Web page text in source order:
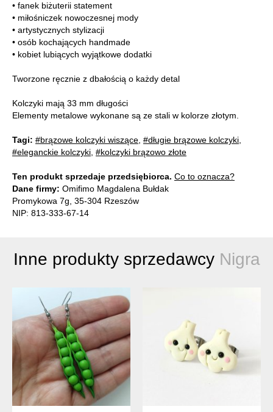
• fanek biżuterii statement
• miłośniczek nowoczesnej mody
• artystycznych stylizacji
• osób kochających handmade
• kobiet lubiących wyjątkowe dodatki
Tworzone ręcznie z dbałością o każdy detal
Kolczyki mają 33 mm długości
Elementy metalowe wykonane są ze stali w kolorze złotym.
Tagi: #brązowe kolczyki wiszące #długie brązowe kolczyki
#eleganckie kolczyki #kolczyki brązowo złote
Ten produkt sprzedaje przedsiębiorca. Co to oznacza?
Dane firmy: Omifimo Magdalena Bułdak
Promykowa 7g, 35-304 Rzeszów
NIP: 813-333-67-14
Inne produkty sprzedawcy Nigra